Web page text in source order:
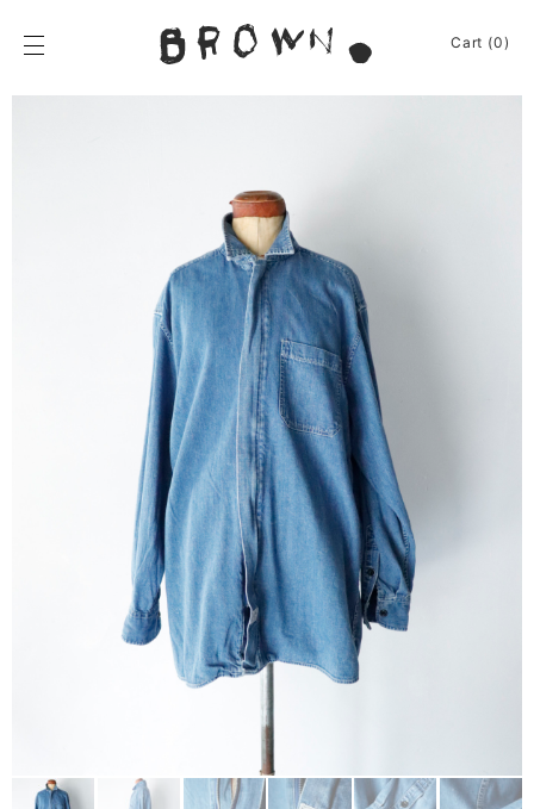
content
BROWN.
Furniture
Chair
Table
Shelf / Cabinet
Lamp
Other
Homeware
Kitchenware
Baskets
Other
Remake
Bag
Cushion
Rug
Otherwise
Cart (0)